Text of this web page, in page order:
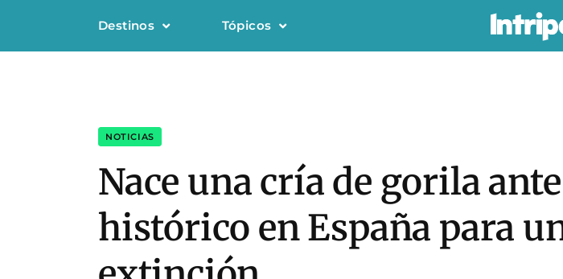
Destinos Tópicos
NOTICIAS
Nace una cría de gorila
histórico en España para